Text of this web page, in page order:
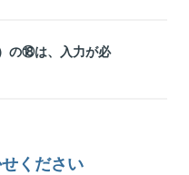
の⑱は、入力が必
ください